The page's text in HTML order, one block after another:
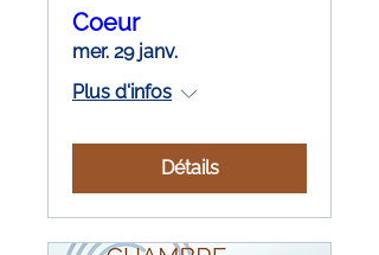
Coeur
mer. 29 janv.
Plus d'infos
Détails